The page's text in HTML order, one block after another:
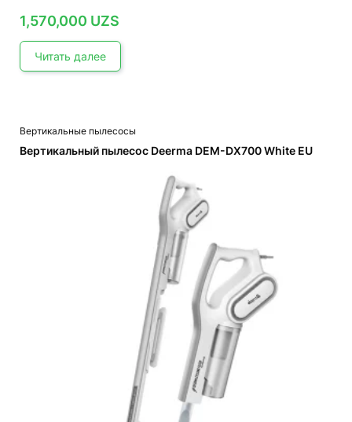
1,570,000 UZS
Читать далее
Вертикальные пылесосы
Вертикальный пылесос Deerma DEM-DX700 White EU